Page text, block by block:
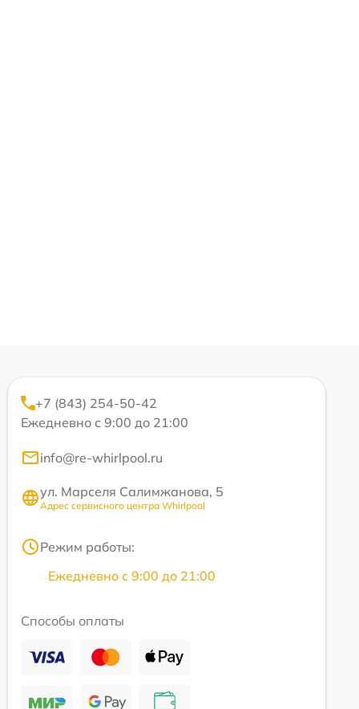
+7 (843) 254-50-42
Ежедневно с 9:00 до 21:00
info@re-whirlpool.ru
ул. Марселя Салимжанова, 5
Адрес сервисного центра Whirlpool
Режим работы:
Ежедневно с 9:00 до 21:00
Способы оплаты